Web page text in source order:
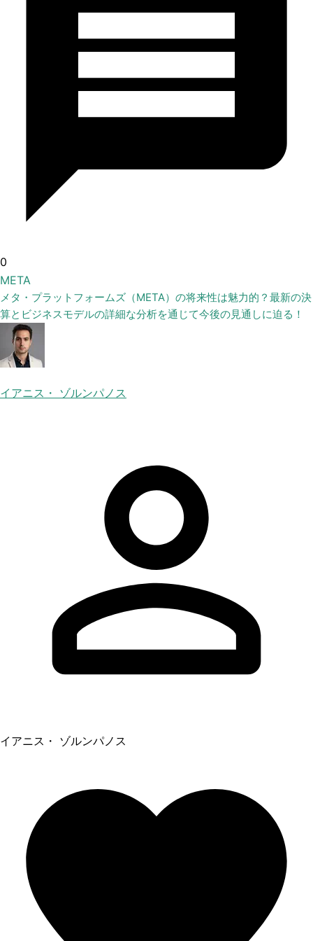
0
META
メタ・プラットフォームズ（META）の将来性は魅力的？最新の決
算とビジネスモデルの詳細な分析を通じて今後の見通しに迫る！
イアニス・ ゾルンパノス
イアニス・ ゾルンパノス